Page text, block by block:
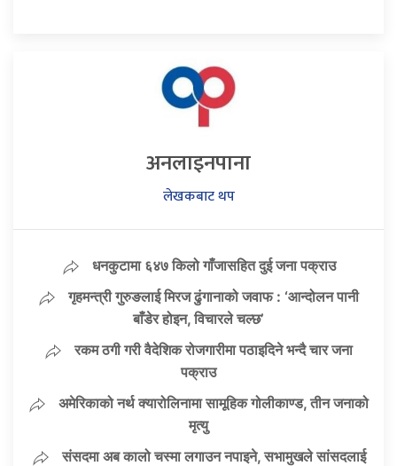
अनलाइनपाना
लेखकबाट थप
धनकुटामा ६४७ किलो गाँजासहित दुई जना पक्राउ
गृहमन्त्री गुरुङलाई मिरज ढुंगानाको जवाफ : ‘आन्दोलन पानी
बाँडेर होइन, विचारले चल्छ’
रकम ठगी गरी वैदेशिक रोजगारीमा पठाइदिने भन्दै चार जना
पक्राउ
अमेरिकाको नर्थ क्यारोलिनामा सामूहिक गोलीकाण्ड, तीन जनाको
मृत्यु
संसदमा अब कालो चस्मा लगाउन नपाइने, सभामुखले सांसदलाई